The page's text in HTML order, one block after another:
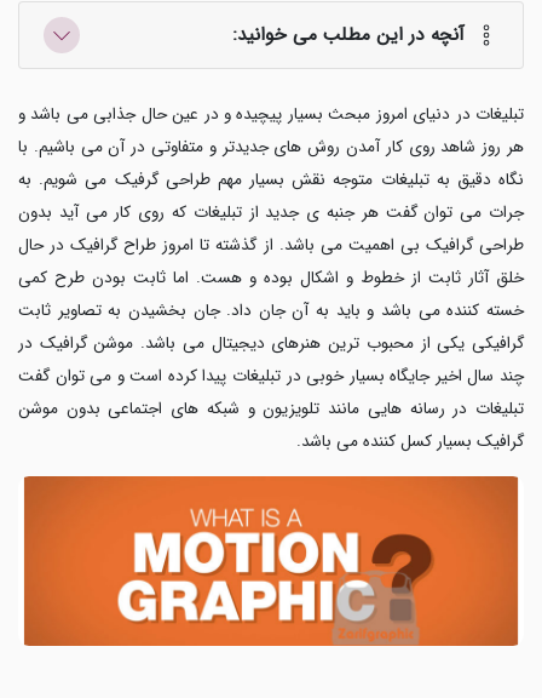
آنچه در این مطلب می خوانید:
تبلیغات در دنیای امروز مبحث بسیار پیچیده و در عین حال جذابی می باشد و
هر روز شاهد روی کار آمدن روش های جدیدتر و متفاوتی در آن می باشیم. با
نگاه دقیق به تبلیغات متوجه نقش بسیار مهم طراحی گرفیک می شویم. به
جرات می توان گفت هر جنبه ی جدید از تبلیغات که روی کار می آید بدون
طراحی گرافیک بی اهمیت می باشد. از گذشته تا امروز طراح گرافیک در حال
خلق آثار ثابت از خطوط و اشکال بوده و هست. اما ثابت بودن طرح کمی
خسته کننده می باشد و باید به آن جان داد. جان بخشیدن به تصاویر ثابت
گرافیکی یکی از محبوب ترین هنرهای دیجیتال می باشد. موشن گرافیک در
چند سال اخیر جایگاه بسیار خوبی در تبلیغات پیدا کرده است و می توان گفت
تبلیغات در رسانه هایی مانند تلویزیون و شبکه های اجتماعی بدون موشن
گرافیک بسیار کسل کننده می باشد.